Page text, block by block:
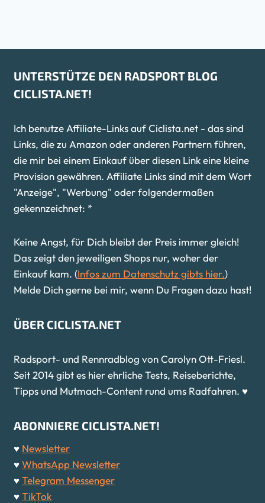
UNTERSTÜTZE DEN RADSPORT BLOG
CICLISTA.NET!
Ich benutze Affiliate-Links auf Ciclista.net - das sind
Links, die zu Amazon oder anderen Partnern führen,
die mir bei einem Einkauf über diesen Link eine kleine
Provision gewähren. Affiliate Links sind mit dem Wort
"Anzeige", "Werbung" oder folgendermaßen
gekennzeichnet: *
Keine Angst, für Dich bleibt der Preis immer gleich!
Das zeigt den jeweiligen Shops nur, woher der
Einkauf kam. (Infos zum Datenschutz gibts hier.)
Melde Dich gerne bei mir, wenn Du Fragen dazu hast!
ÜBER CICLISTA.NET
Radsport- und Rennradblog von Carolyn Ott-Friesl.
Seit 2014 gibt es hier ehrliche Tests, Reiseberichte,
Tipps und Mutmach-Content rund ums Radfahren. ♥
ABONNIERE CICLISTA.NET!
♥ Newsletter
♥WhatsApp Newsletter
♥Telegram Messenger
♥TikTok